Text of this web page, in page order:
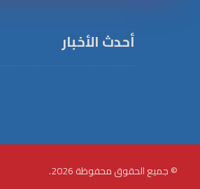
أحدث الأخبار
© جميع الحقوق محفوظة 2026.